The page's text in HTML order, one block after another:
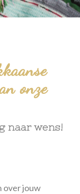
onze
naar wens!
over jouw